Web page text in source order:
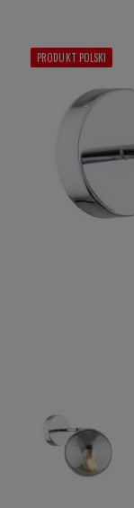
PRODUKT POLSKI